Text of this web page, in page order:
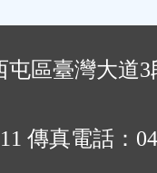
區臺灣大道3
傳真電話：